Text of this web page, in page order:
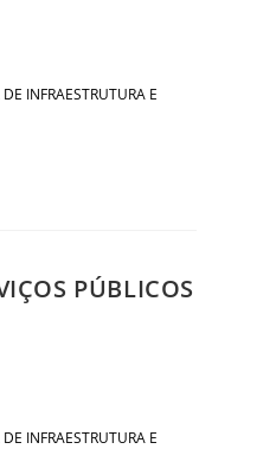
INFRAESTRUTURA E
PÚBLICOS
INFRAESTRUTURA E